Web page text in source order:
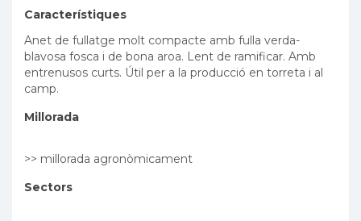
Característiques
Anet de fullatge molt compacte amb fulla verda-
blavosa fosca i de bona aroa. Lent de ramificar. Amb
entrenusos curts. Útil per a la producció en torreta i al
camp.
Millorada
>> millorada agronòmicament
Sectors